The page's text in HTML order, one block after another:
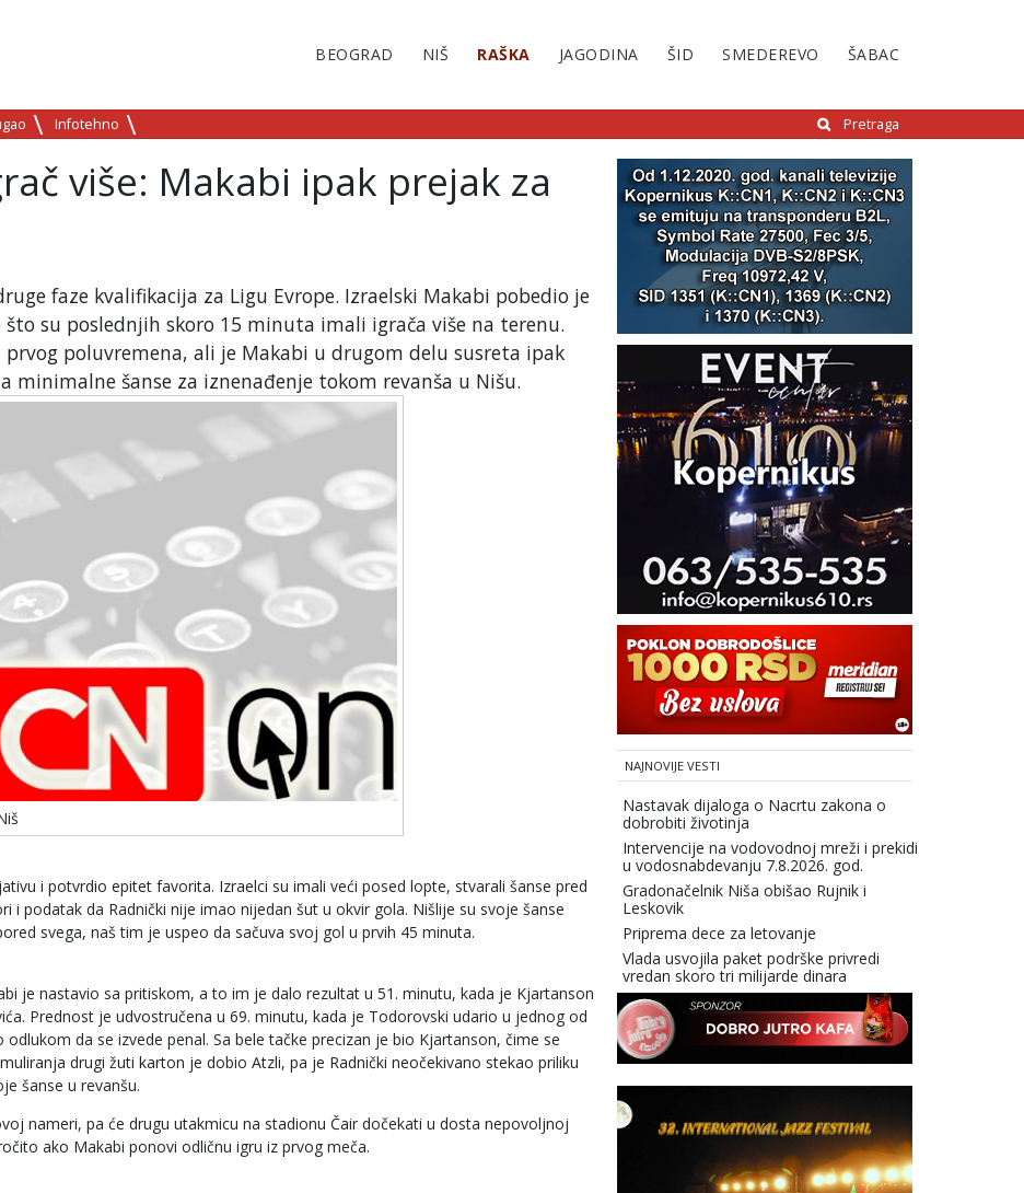
BEOGRAD NIŠ RAŠKA JAGODINA ŠID SMEDEREVO ŠABAC
Infotehno Pretraga
više: Makabi ipak prejak za
faze kvalifikacija za Ligu Evrope. Izraelski Makabi pobedio je
su poslednjih skoro 15 minuta imali igrača više na terenu.
poluvremena, ali je Makabi u drugom delu susreta ipak
minimalne šanse za iznenađenje tokom revanša u Nišu.
i potvrdio epitet favorita. Izraelci su imali veći posed lopte, stvarali šanse pred
podatak da Radnički nije imao nijedan šut u okvir gola. Nišlije su svoje šanse
svega, naš tim je uspeo da sačuva svoj gol u prvih 45 minuta.
je nastavio sa pritiskom, a to im je dalo rezultat u 51. minutu, kada je Kjartanson
Prednost je udvostručena u 69. minutu, kada je Todorovski udario u jednog od
da se izvede penal. Sa bele tačke precizan je bio Kjartanson, čime se
drugi žuti karton je dobio Atzli, pa je Radnički neočekivano stekao priliku
šanse u revanšu.
nameri, pa će drugu utakmicu na stadionu Čair dočekati u dosta nepovoljnoj
ako Makabi ponovi odličnu igru iz prvog meča.
NAJNOVIJE VESTI
Nastavak dijaloga o Nacrtu zakona o
dobrobiti životinja
Intervencije na vodovodnoj mreži i prekidi
u vodosnabdevanju 7.8.2026. god.
Gradonačelnik Niša obišao Rujnik i
Leskovik
Priprema dece za letovanje
Vlada usvojila paket podrške privredi
vredan skoro tri milijarde dinara